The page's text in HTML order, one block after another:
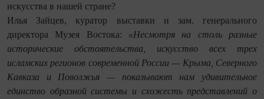
искусства в нашей стране?
Илья Зайцев, куратор выставки и зам. генерального
директора Музея Востока: «Несмотря на столь разные
исторические обстоятельства, искусство всех трех
исламских регионов современной России — Крыма, Северного
Кавказа и Поволжья — показывают нам удивительное
единство образной системы и схожесть представлений о